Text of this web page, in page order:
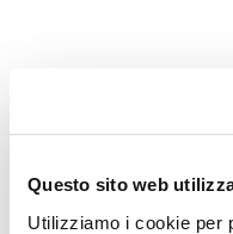
Questo sito web
Utilizziamo i cookie per
22.6.2026 – “Morto
che assieme ad Ageop
corsia: ‘Ha saputo